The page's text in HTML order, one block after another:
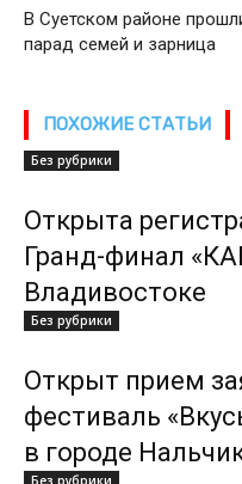
В Суетском районе
парад семей и зарница
ПОХОЖИЕ СТАТЬИ
Без рубрики
Открыта
Гранд-финал
Владивостоке
Без рубрики
Открыт прием
фестиваль
в городе
Без рубрики